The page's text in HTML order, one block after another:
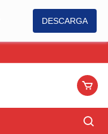
DESCARGA